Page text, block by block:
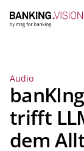
Audio
trifft
dem